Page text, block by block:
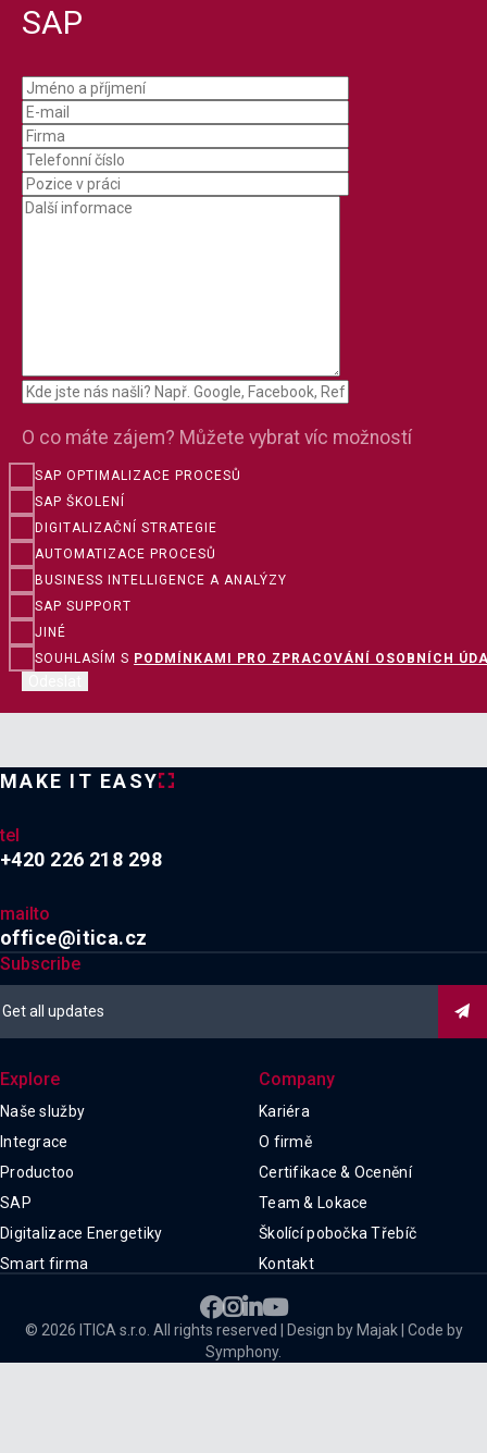
SAP
O co máte zájem? Můžete vybrat víc možností
SAP OPTIMALIZACE PROCESŮ
SAP ŠKOLENÍ
DIGITALIZAČNÍ STRATEGIE
AUTOMATIZACE PROCESŮ
BUSINESS INTELLIGENCE A ANALÝZY
SAP SUPPORT
JINÉ
SOUHLASÍM S PODMÍNKAMI PRO ZPRACOVÁNÍ OSOBNÍCH
MAKE IT EASY
tel
+420 226 218 298
mailto
office@itica.cz
Subscribe

Explore
Naše služby
Integrace
Productoo
SAP
Digitalizace Energetiky
Smart firma
Company
Kariéra
O firmě
Certifikace & Ocenění
Team & Lokace
Školící pobočka Třebíč
Kontakt

© 2026 ITICA s.r.o. All rights reserved | Design by Majak | Code by
Symphony.